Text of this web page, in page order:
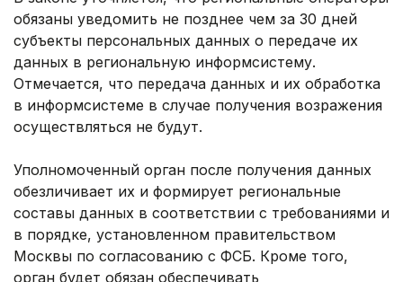
обязаны уведомить не позднее чем за 30 дней
субъекты персональных данных о передаче их
данных в региональную информсистему.
Отмечается, что передача данных и их обработка
в информсистеме в случае получения возражения
осуществляться не будут.
Уполномоченный орган после получения данных
обезличивает их и формирует региональные
составы данных в соответствии с требованиями и
в порядке, установленном правительством
Москвы по согласованию с ФСБ. Кроме того,
орган будет обязан обеспечивать